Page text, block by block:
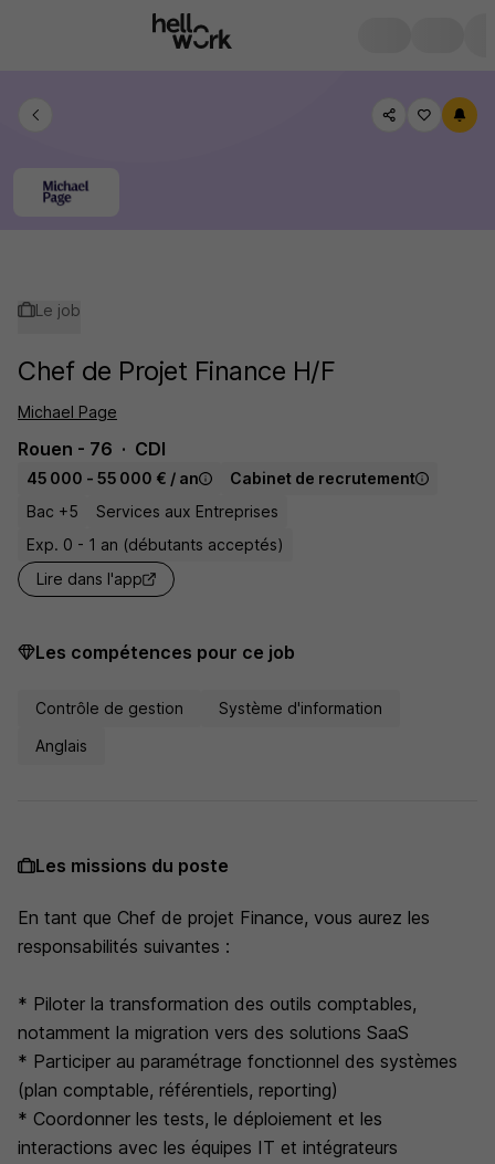
Le job
Chef de Projet Finance H/F
Michael Page
Rouen - 76 CDI
45 000 - 55 000 € / an
Cabinet de recrutement
Bac +5
Services aux Entreprises
Exp. 0 - 1 an (débutants acceptés)
Lire dans l'app
Les compétences pour ce job
Contrôle de gestion
Système d'information
Anglais
Les missions du poste
En tant que Chef de projet Finance, vous aurez les
responsabilités suivantes :
* Piloter la transformation des outils comptables,
notamment la migration vers des solutions SaaS
* Participer au paramétrage fonctionnel des systèmes
(plan comptable, référentiels, reporting)
* Coordonner les tests, le déploiement et les
interactions avec les équipes IT et intégrateurs